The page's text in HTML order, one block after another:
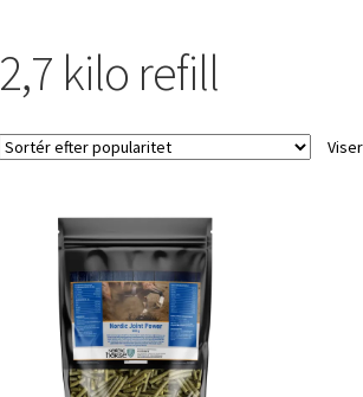
2,7 kilo refill